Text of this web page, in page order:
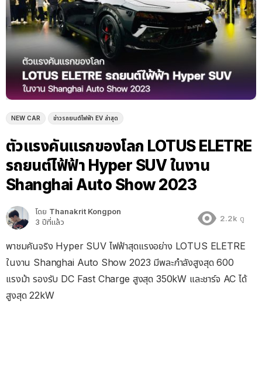
NEW CAR ข่าวรถยนต์ไฟฟ้า EV ล่าสุด
ตัวแรงคันแรกของโลก LOTUS ELETRE
รถยนต์ไฟ้ฟ้า Hyper SUV ในงาน
Shanghai Auto Show 2023
โดย Thanakrit Kongpon
3 ปีที่แล้ว
2.2k ดู
พาชมคันจริง Hyper SUV ไฟฟ้าสุดแรงอย่าง LOTUS ELETRE
ในงาน Shanghai Auto Show 2023 มีพละกำลังสูงสุด 600
แรงม้า รองรับ DC Fast Charge สูงสุด 350kW และชาร์จ AC ได้
สูงสุด 22kW